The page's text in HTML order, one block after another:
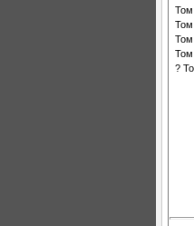
Том
Том
Том
Том
?